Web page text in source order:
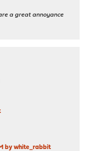
a great annoyance
by white_rabbit